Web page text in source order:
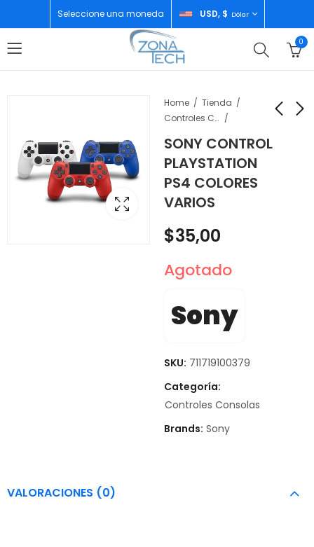
Seleccione una moneda USD, $ Dólar
0
Home
Tienda
Controles Consolas
SONY CONTROL
PLAYSTATION
PS4 COLORES
VARIOS
23.8" FHD
1920X1080P TFT
60HZ DS-D5024FN10
$75,00
PLAYSTATION PS5
CHROMA PEARL
$80,00
$35,00
Agotado
Sony
SKU: 711719100379
Categoría:
Controles Consolas
Brands: Sony
VALORACIONES (0)